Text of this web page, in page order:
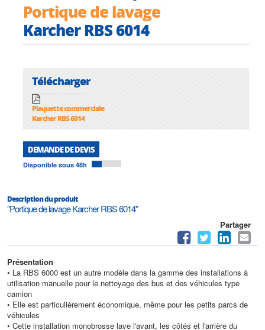
Portique de lavage
Karcher RBS 6014
Télécharger
Plaquette commerciale
Karcher RBS 6014
DEMANDE DE DEVIS
Disponible sous 48h
Description du produit
"Portique de lavage Karcher RBS 6014"
Partager
Présentation
• La RBS 6000 est un autre modèle dans la gamme des installations à
utilisation manuelle pour le nettoyage des bus et des véhicules type
camion
• Elle est particulièrement économique, même pour les petits parcs de
véhicules
• Cette installation monobrosse lave l'avant, les côtés et l'arrière du